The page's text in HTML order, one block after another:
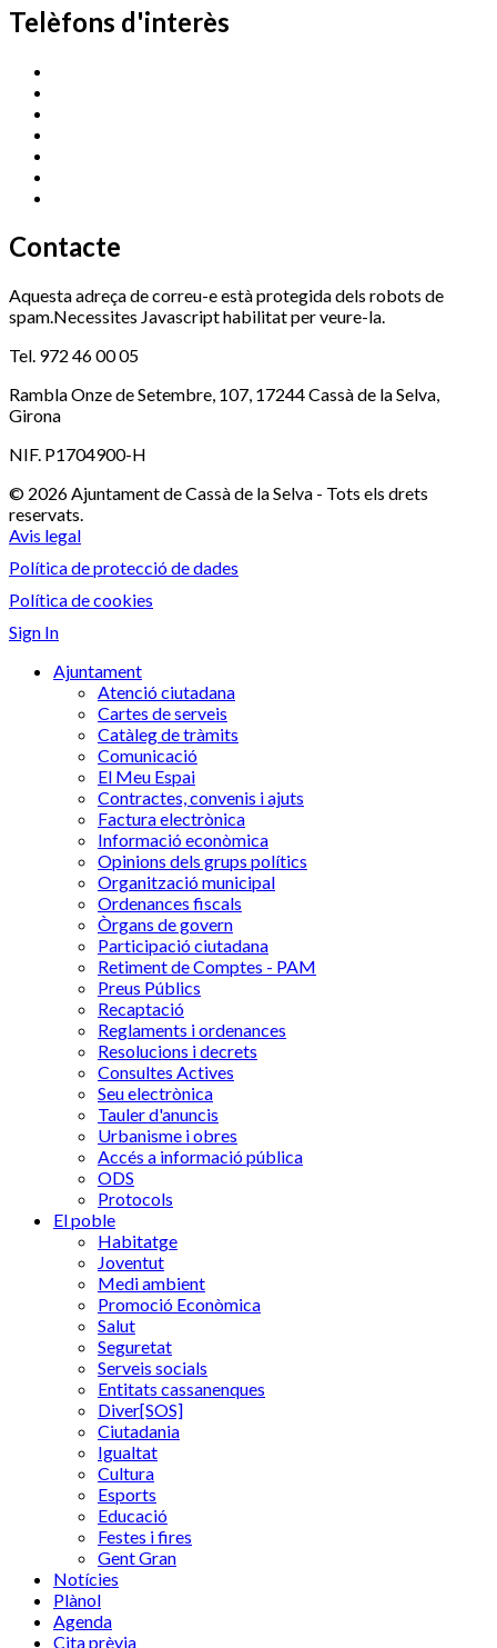
Telèfons d'interès
Contacte
Aquesta adreça de correu-e està protegida dels robots de
spam.Necessites Javascript habilitat per veure-la.
Tel. 972 46 00 05
Rambla Onze de Setembre, 107, 17244 Cassà de la Selva,
Girona
NIF. P1704900-H
© 2026 Ajuntament de Cassà de la Selva - Tots els drets
reservats.
Avis legal
Política de protecció de dades
Política de cookies
Sign In
Ajuntament
Atenció ciutadana
Cartes de serveis
Catàleg de tràmits
Comunicació
El Meu Espai
Contractes, convenis i ajuts
Factura electrònica
Informació econòmica
Opinions dels grups polítics
Organització municipal
Ordenances fiscals
Òrgans de govern
Participació ciutadana
Retiment de Comptes - PAM
Preus Públics
Recaptació
Reglaments i ordenances
Resolucions i decrets
Consultes Actives
Seu electrònica
Tauler d'anuncis
Urbanisme i obres
Accés a informació pública
ODS
Protocols
El poble
Habitatge
Joventut
Medi ambient
Promoció Econòmica
Salut
Seguretat
Serveis socials
Entitats cassanenques
Diver[SOS]
Ciutadania
Igualtat
Cultura
Esports
Educació
Festes i fires
Gent Gran
Notícies
Plànol
Agenda
Cita prèvia